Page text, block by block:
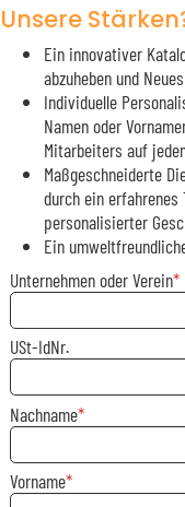
Unsere
Ein innovativer
abzuheben und
Individuelle
Namen oder
Mitarbeiters auf
Maßgeschneiderte
durch ein
personalisierter
Ein
Unternehmen oder Verein
USt-IdNr.
Nachname
Vorname